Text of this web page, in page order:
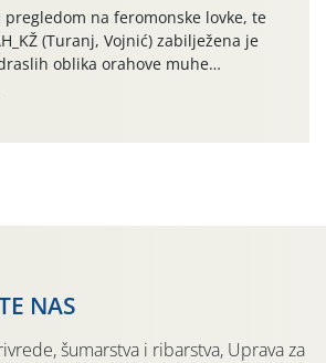
pregledom na feromonske lovke, te
(Turanj, Vojnić) zabilježena je
oblika orahove muhe
Niska brojnost može se objasniti
o mladim nasadima s vrlo malim
NAS
šumarstva i ribarstva, Uprava za